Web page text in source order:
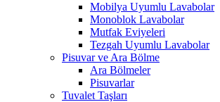
Mobilya Uyumlu Lavabolar
Monoblok Lavabolar
Mutfak Eviyeleri
Tezgah Uyumlu Lavabolar
Pisuvar ve Ara Bölme
Ara Bölmeler
Pisuvarlar
Tuvalet Taşları